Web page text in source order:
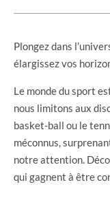
Plongez dans
élargissez vos
Le monde du sport
nous limitons aux
basket-ball ou le
méconnus,
notre attention.
qui gagnent à être